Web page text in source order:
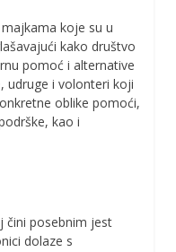
koje su u
kako društvo
pomoć i alternative
udruge i volonteri koji
oblike pomoći,
kao i
čini posebnim jest
dolaze s